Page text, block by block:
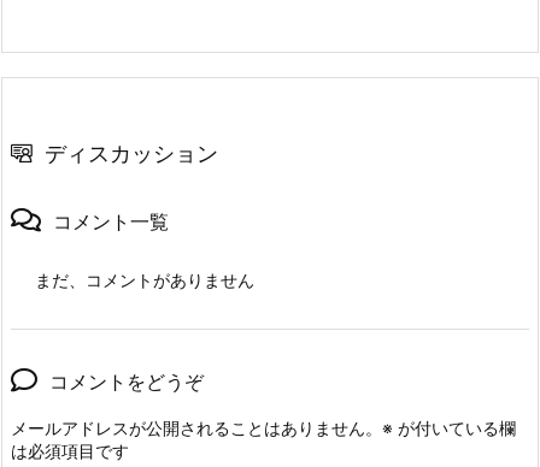
ディスカッション
コメント一覧
まだ、コメントがありません
コメントをどうぞ
メールアドレスが公開されることはありません。 ※ が付いている欄
は必須項目です